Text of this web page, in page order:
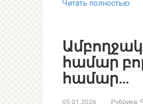
Читать полностью
համար
համար…
05.01.2026 Рубрика: